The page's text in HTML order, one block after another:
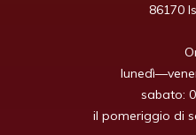
86170
sabato:
il pomeriggio di